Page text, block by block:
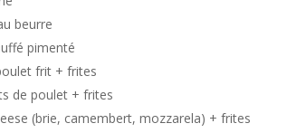
beurre
pimenté
frit + frites
de poulet + frites
(brie, camembert, mozzarela) + frites